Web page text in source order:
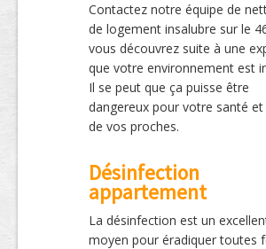
Contactez notre équipe de
de logement insalubre sur le
vous découvrez suite à une
que votre environnement est
Il se peut que ça puisse être
dangereux pour votre santé et
de vos proches.
Désinfection
appartement
La désinfection est un
moyen pour éradiquer toutes